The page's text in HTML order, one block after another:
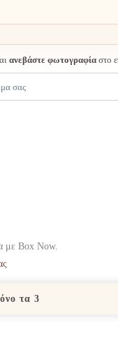
ανεβάστε φωτογραφία στο
με Box Now.
τα 3